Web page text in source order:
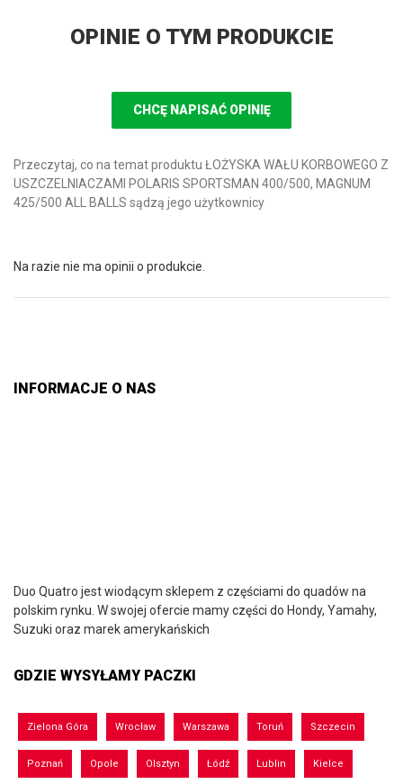
OPINIE O TYM PRODUKCIE
CHCĘ NAPISAĆ OPINIĘ
Przeczytaj, co na temat produktu ŁOŻYSKA WAŁU KORBOWEGO Z
USZCZELNIACZAMI POLARIS SPORTSMAN 400/500, MAGNUM
425/500 ALL BALLS sądzą jego użytkownicy
Na razie nie ma opinii o produkcie.
INFORMACJE O NAS
Duo Quatro jest wiodącym sklepem z częściami do quadów na
polskim rynku. W swojej ofercie mamy części do Hondy, Yamahy,
Suzuki oraz marek amerykańskich
GDZIE WYSYŁAMY PACZKI
Zielona Góra Wrocław Warszawa Toruń Szczecin
Poznań Opole Olsztyn Łódź Lublin Kielce